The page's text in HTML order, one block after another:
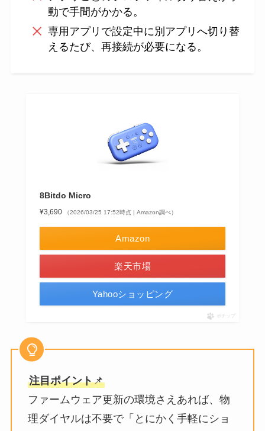
動で手間がかかる。
専用アプリで設定中に別アプリへ切り替
えるたび、再接続が必要になる。
8Bitdo Micro
¥3,690 （2026/03/25 17:52時点 | Amazon調べ）
Amazon
楽天市場
Yahooショッピング
ポチップ
注目ポイント📌
ファームウェア更新の環境さえあれば、物
理ダイヤルは不要で「とにかく手軽にショ